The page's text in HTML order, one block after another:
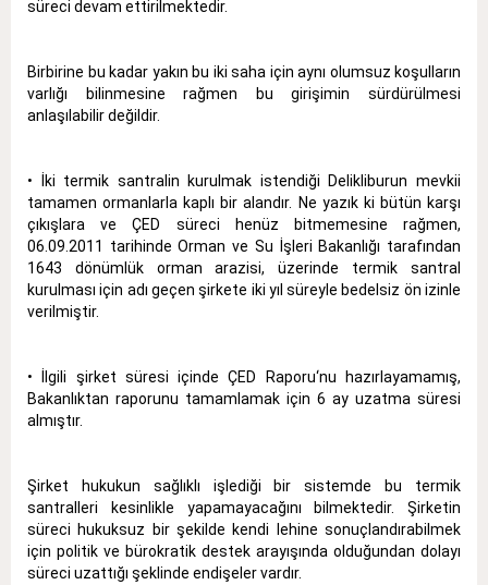
süreci devam ettirilmektedir.
Birbirine bu kadar yakın bu iki saha için aynı olumsuz koşulların
varlığı bilinmesine rağmen bu girişimin sürdürülmesi
anlaşılabilir değildir.
• İki termik santralin kurulmak istendiği Delikliburun mevkii
tamamen ormanlarla kaplı bir alandır. Ne yazık ki bütün karşı
çıkışlara ve ÇED süreci henüz bitmemesine rağmen,
06.09.2011 tarihinde Orman ve Su İşleri Bakanlığı tarafından
1643 dönümlük orman arazisi, üzerinde termik santral
kurulması için adı geçen şirkete iki yıl süreyle bedelsiz ön izinle
verilmiştir.
• İlgili şirket süresi içinde ÇED Raporu‘nu hazırlayamamış,
Bakanlıktan raporunu tamamlamak için 6 ay uzatma süresi
almıştır.
Şirket hukukun sağlıklı işlediği bir sistemde bu termik
santralleri kesinlikle yapamayacağını bilmektedir. Şirketin
süreci hukuksuz bir şekilde kendi lehine sonuçlandırabilmek
için politik ve bürokratik destek arayışında olduğundan dolayı
süreci uzattığı şeklinde endişeler vardır.